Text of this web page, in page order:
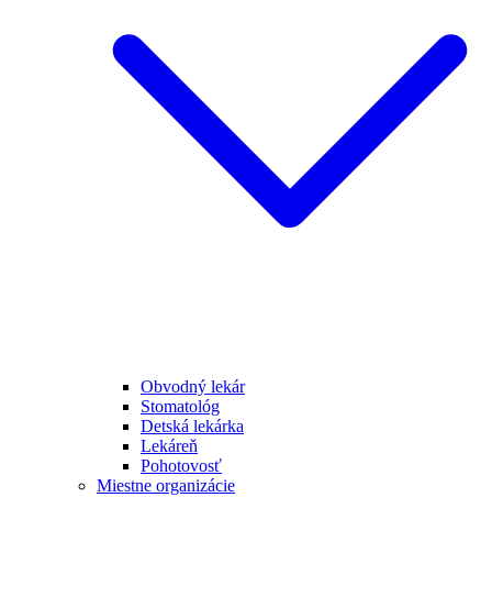
Obvodný lekár
Stomatológ
Detská lekárka
Lekáreň
Pohotovosť
Miestne organizácie